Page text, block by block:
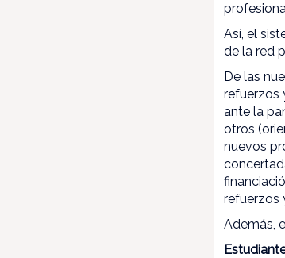
Así, el
de la red
De las
refuerzos
ante la
otros
nuevos
refuerzos
Además,